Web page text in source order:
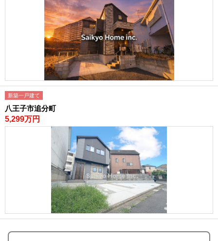
新築一戸建て
八王子市追分町
5,299万円